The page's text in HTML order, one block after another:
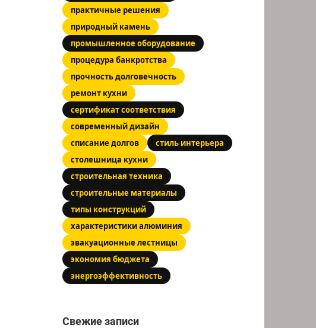
практичные решения
природный камень
промышленное оборудование
процедура банкротства
прочность долговечность
ремонт кухни
сертификат соответствия
современный дизайн
списание долгов
стиль интерьера
столешница кухни
строительная техника
строительные материалы
типы конструкций
характеристики алюминия
эвакуационные лестницы
экономия бюджета
энергоэффективность
Свежие записи